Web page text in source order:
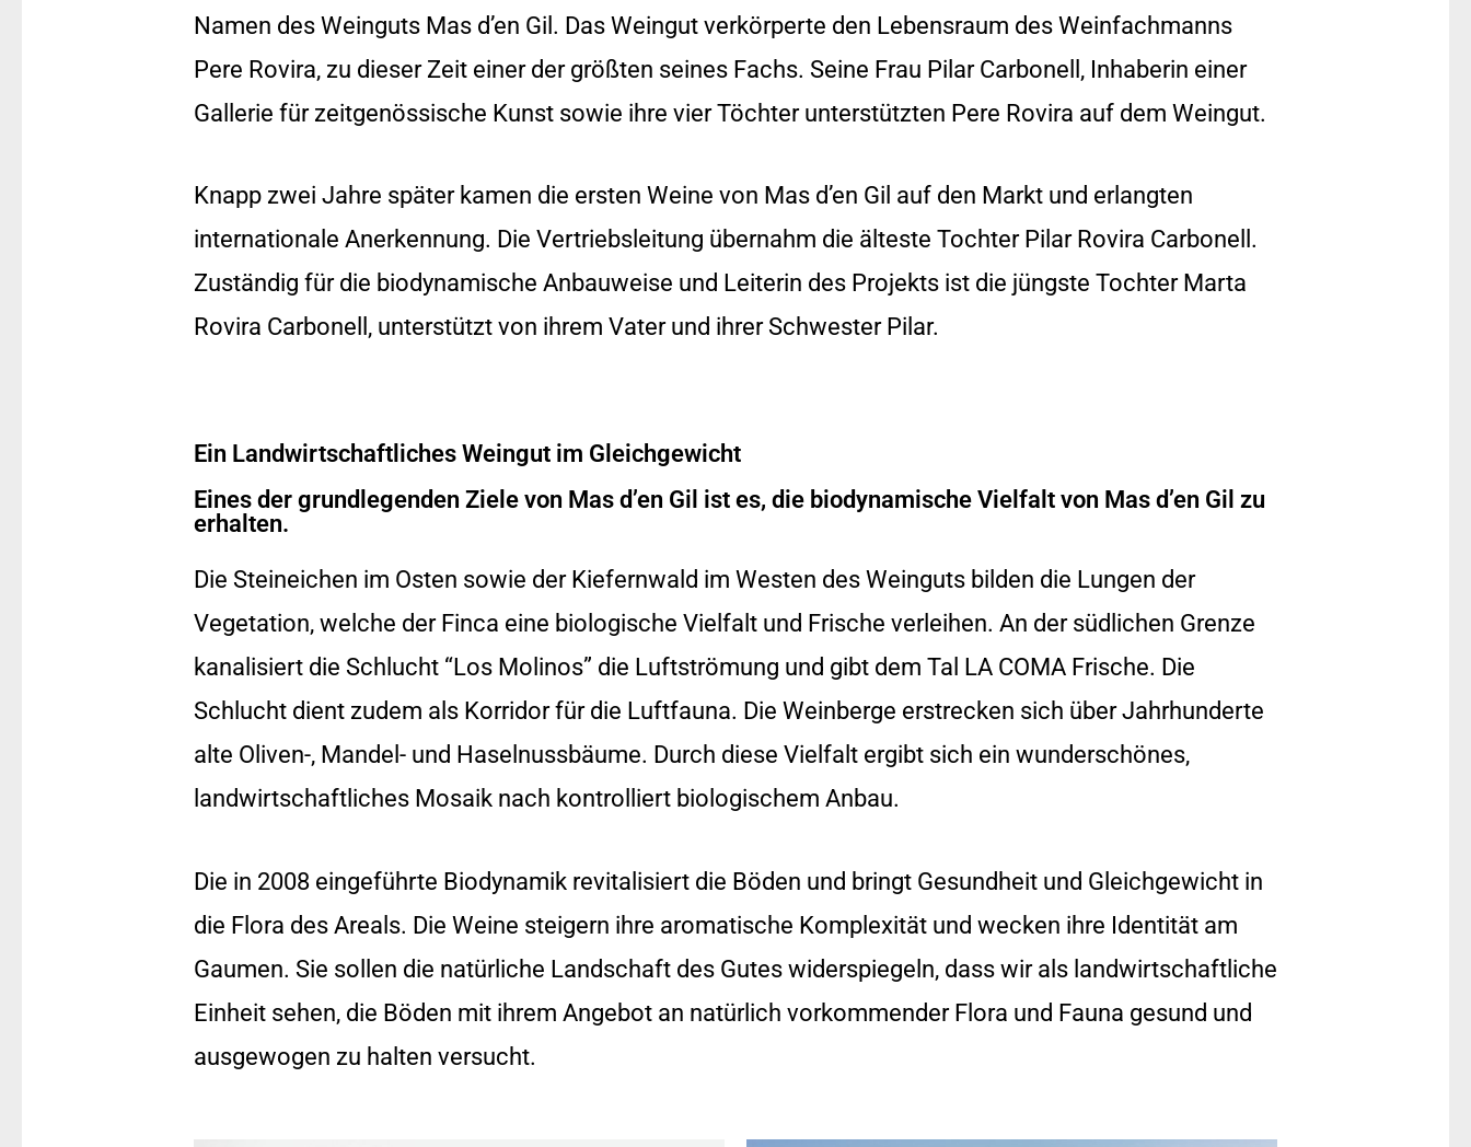
Namen des Weinguts Mas d’en Gil. Das Weingut verkörperte den Lebensraum des Weinfachmanns
Pere Rovira, zu dieser Zeit einer der größten seines Fachs. Seine Frau Pilar Carbonell, Inhaberin einer
Gallerie für zeitgenössische Kunst sowie ihre vier Töchter unterstützten Pere Rovira auf dem Weingut.
Knapp zwei Jahre später kamen die ersten Weine von Mas d’en Gil auf den Markt und erlangten
internationale Anerkennung. Die Vertriebsleitung übernahm die älteste Tochter Pilar Rovira Carbonell.
Zuständig für die biodynamische Anbauweise und Leiterin des Projekts ist die jüngste Tochter Marta
Rovira Carbonell, unterstützt von ihrem Vater und ihrer Schwester Pilar.
Ein Landwirtschaftliches Weingut im Gleichgewicht
Eines der grundlegenden Ziele von Mas d’en Gil ist es, die biodynamische Vielfalt von Mas d’en Gil zu
erhalten.
Die Steineichen im Osten sowie der Kiefernwald im Westen des Weinguts bilden die Lungen der
Vegetation, welche der Finca eine biologische Vielfalt und Frische verleihen. An der südlichen Grenze
kanalisiert die Schlucht “Los Molinos” die Luftströmung und gibt dem Tal LA COMA Frische. Die
Schlucht dient zudem als Korridor für die Luftfauna. Die Weinberge erstrecken sich über Jahrhunderte
alte Oliven-, Mandel- und Haselnussbäume. Durch diese Vielfalt ergibt sich ein wunderschönes,
landwirtschaftliches Mosaik nach kontrolliert biologischem Anbau.
Die in 2008 eingeführte Biodynamik revitalisiert die Böden und bringt Gesundheit und Gleichgewicht in
die Flora des Areals. Die Weine steigern ihre aromatische Komplexität und wecken ihre Identität am
Gaumen. Sie sollen die natürliche Landschaft des Gutes widerspiegeln, dass wir als landwirtschaftliche
Einheit sehen, die Böden mit ihrem Angebot an natürlich vorkommender Flora und Fauna gesund und
ausgewogen zu halten versucht.